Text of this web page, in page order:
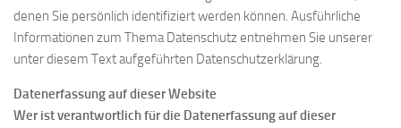
denen Sie persönlich identifiziert werden können. Ausführliche
Informationen zum Thema Datenschutz entnehmen Sie unserer
unter diesem Text aufgeführten Datenschutzerklärung.
Datenerfassung auf dieser Website
Wer ist verantwortlich für die Datenerfassung auf dieser